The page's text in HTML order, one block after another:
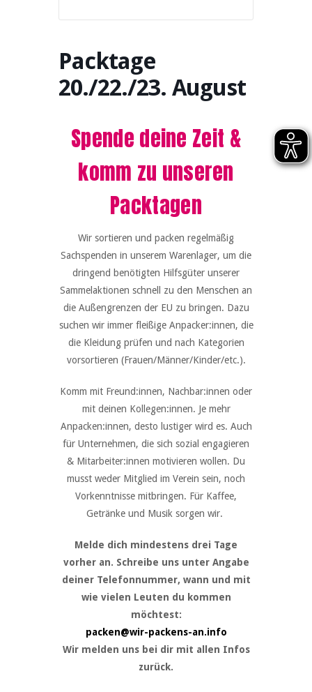
Packtage
20./22./23. August
Spende deine Zeit &
komm zu unseren
Packtagen
Wir sortieren und packen regelmäßig
Sachspenden in unserem Warenlager, um die
dringend benötigten Hilfsgüter unserer
Sammelaktionen schnell zu den Menschen an
die Außengrenzen der EU zu bringen. Dazu
suchen wir immer fleißige Anpacker:innen, die
die Kleidung prüfen und nach Kategorien
vorsortieren (Frauen/Männer/Kinder/etc.).
Komm mit Freund:innen, Nachbar:innen oder
mit deinen Kollegen:innen. Je mehr
Anpacken:innen, desto lustiger wird es. Auch
für Unternehmen, die sich sozial engagieren
& Mitarbeiter:innen motivieren wollen. Du
musst weder Mitglied im Verein sein, noch
Vorkenntnisse mitbringen. Für Kaffee,
Getränke und Musik sorgen wir.
Melde dich mindestens drei Tage
vorher an. Schreibe uns unter Angabe
deiner Telefonnummer, wann und mit
wie vielen Leuten du kommen
möchtest:
packen@wir-packens-an.info
Wir melden uns bei dir mit allen Infos
zurück.